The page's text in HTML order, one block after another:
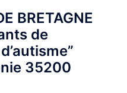
BRETAGNE
de
35200